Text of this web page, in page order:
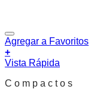
Agregar a Favoritos
+
Vista Rápida
C o m p a c t o s